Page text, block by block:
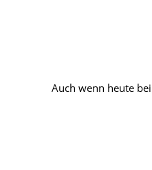
Auch wenn heute